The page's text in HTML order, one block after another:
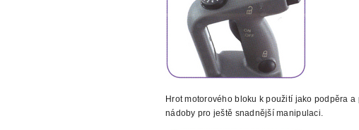
Hrot motorového bloku k použití jako podpěra a
nádoby pro ještě snadnější manipulaci.